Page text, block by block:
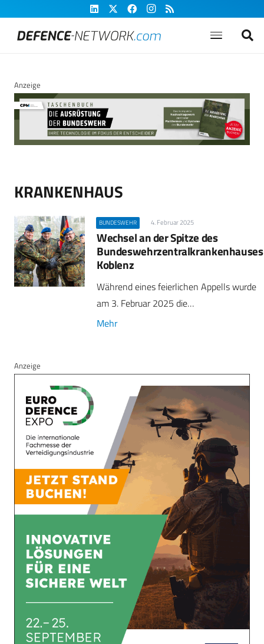
Anzeige
KRANKENHAUS
BUNDESWEHR 4. Februar 2025
Wechsel an der Spitze des
Bundeswehrzentralkrankenhauses
Koblenz
Während eines feierlichen Appells wurde
am 3. Februar 2025 die…
Mehr
Anzeige